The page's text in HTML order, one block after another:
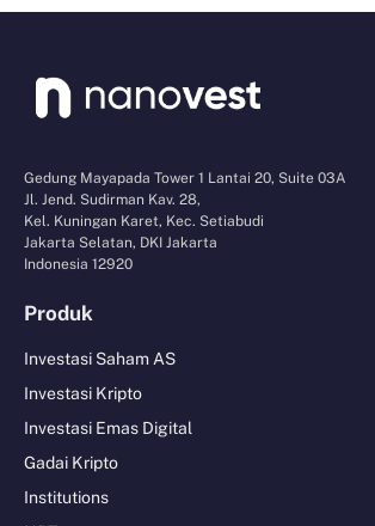
Gedung Mayapada Tower 1 Lantai 20, Suite 03A
Jl. Jend. Sudirman Kav. 28,
Kel. Kuningan Karet, Kec. Setiabudi
Jakarta Selatan, DKI Jakarta
Indonesia 12920
Produk
Investasi Saham AS
Investasi Kripto
Investasi Emas Digital
Gadai Kripto
Institutions